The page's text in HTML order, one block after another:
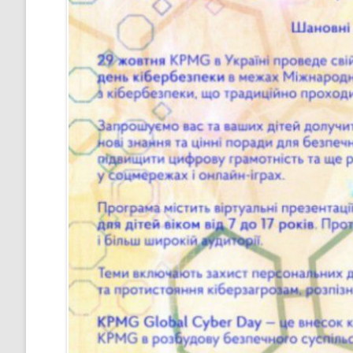
ПРОЦЕДУРИ ОЦІНЮВАННЯ
”НА ШЛЯХУ ДО ШКОЛИ
ДЕМОКРАТІЇ”
ПІДВИЩЕННЯ КВАЛІФІКАЦІЇ
ПЕДАГОГІВ
ВИБІР ПІДРУЧНИКІВ
ПОРЯДОК ЗАРАХУВАННЯ ДО
ЛІЦЕЮ/НАЯВНІСТЬ ВІЛЬНИХ
МІСЦЬ/ІНДИВІДУАЛЬНА
НАВЧАННЯ